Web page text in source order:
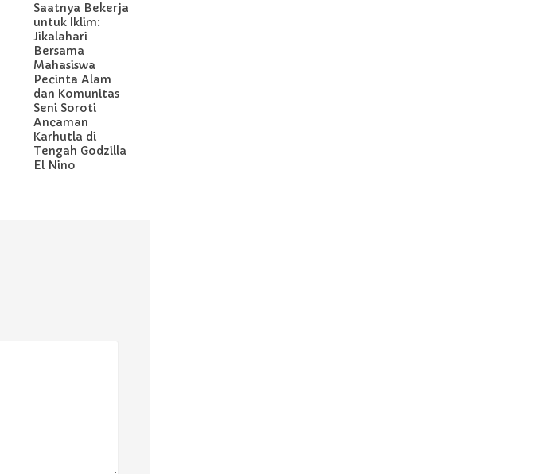
Saatnya Bekerja
untuk Iklim:
Jikalahari
Bersama
Mahasiswa
Pecinta Alam
dan Komunitas
Seni Soroti
Ancaman
Karhutla di
Tengah Godzilla
El Nino